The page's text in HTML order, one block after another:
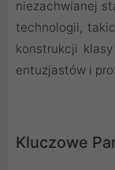
niezachwianej
technologii,
konstrukcji
entuzjastów i
Kluczowe